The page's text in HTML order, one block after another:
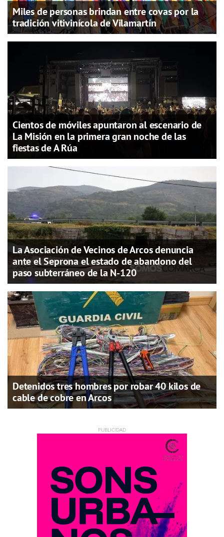
Miles de personas brindan entre covas por la
tradición vitivinícola de Vilamartín
Cientos de móviles apuntaron al escenario de
La Misión en la primera gran noche de las
fiestas de A Rúa
La Asociación de Vecinos de Arcos denuncia
ante el Seprona el estado de abandono del
paso subterráneo de la N-120
Detenidos tres hombres por robar 40 kilos de
cable de cobre en Arcos